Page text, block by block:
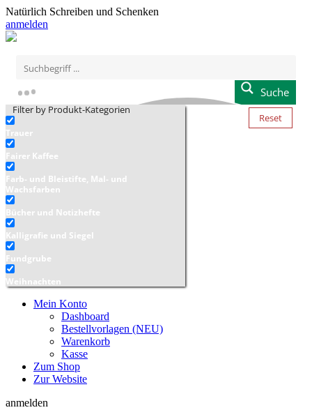
Natürlich Schreiben und Schenken
anmelden
Suche
Filter by Produkt-Kategorien
Trauer
Fairer Kaffee
Farb- und Bleistifte, Mal- und
Wachsfarben
Bücher und Notizhefte
Kalligrafie und Siegel
Fundgrube
Weihnachten
Reset
Mein Konto
Dashboard
Bestellvorlagen (NEU)
Warenkorb
Kasse
Zum Shop
Zur Website
anmelden